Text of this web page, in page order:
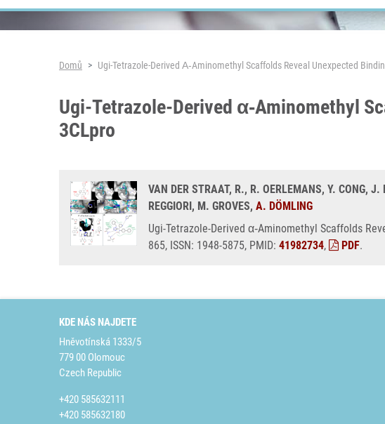
Drobečková navigace
Domů Ugi-Tetrazole-Derived Α‑Aminomethyl Scaffolds Reveal Unexpected
Ugi-Tetrazole-Derived α‑Aminomethyl
3CLpro
VAN DER STRAAT, R., R. OERLEMANS, Y. CONG,
REGGIORI, M. GROVES, A. DÖMLING
Ugi-Tetrazole-Derived α‑Aminomethyl Scaffolds
865, ISSN: 1948-5875, PMID: 41982734, PDF.
KDE NÁS NAJDETE
Hněvotínská 1333/5
779 00 Olomouc
Czech Republic
+420 585632111
+420 585632180